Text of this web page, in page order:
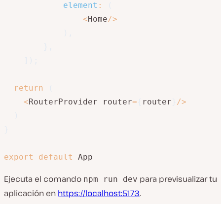
element :
<Home/>
return
<RouterProvider router= router />
export default App
Ejecuta el comando npm run dev para previsualizar tu
aplicación en https://localhost:5173.